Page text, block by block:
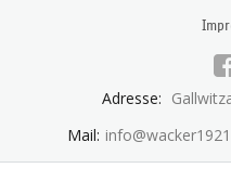
Adresse:
Mail: